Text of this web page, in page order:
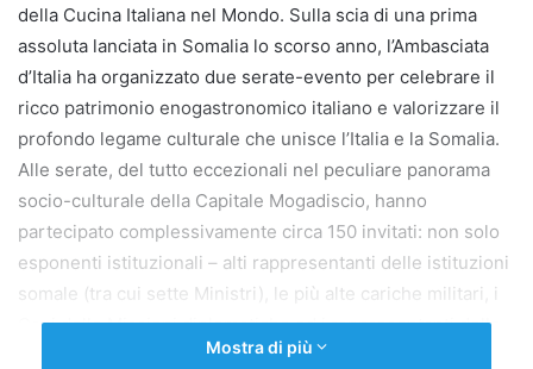
della Cucina Italiana nel Mondo. Sulla scia di una prima
assoluta lanciata in Somalia lo scorso anno, l’Ambasciata
d’Italia ha organizzato due serate-evento per celebrare il
ricco patrimonio enogastronomico italiano e valorizzare il
profondo legame culturale che unisce l’Italia e la Somalia.
Alle serate, del tutto eccezionali nel peculiare panorama
socio-culturale della Capitale Mogadiscio, hanno
partecipato complessivamente circa 150 invitati: non solo
esponenti istituzionali – alti rappresentanti delle istituzioni
somale (tra cui sette Ministri), le più alte cariche militari, i
Capi delle Missioni diplomatiche ed i rappresentanti delle
diverse agenzie delle Nazioni Unite presenti nel Paese –
Mostra di più